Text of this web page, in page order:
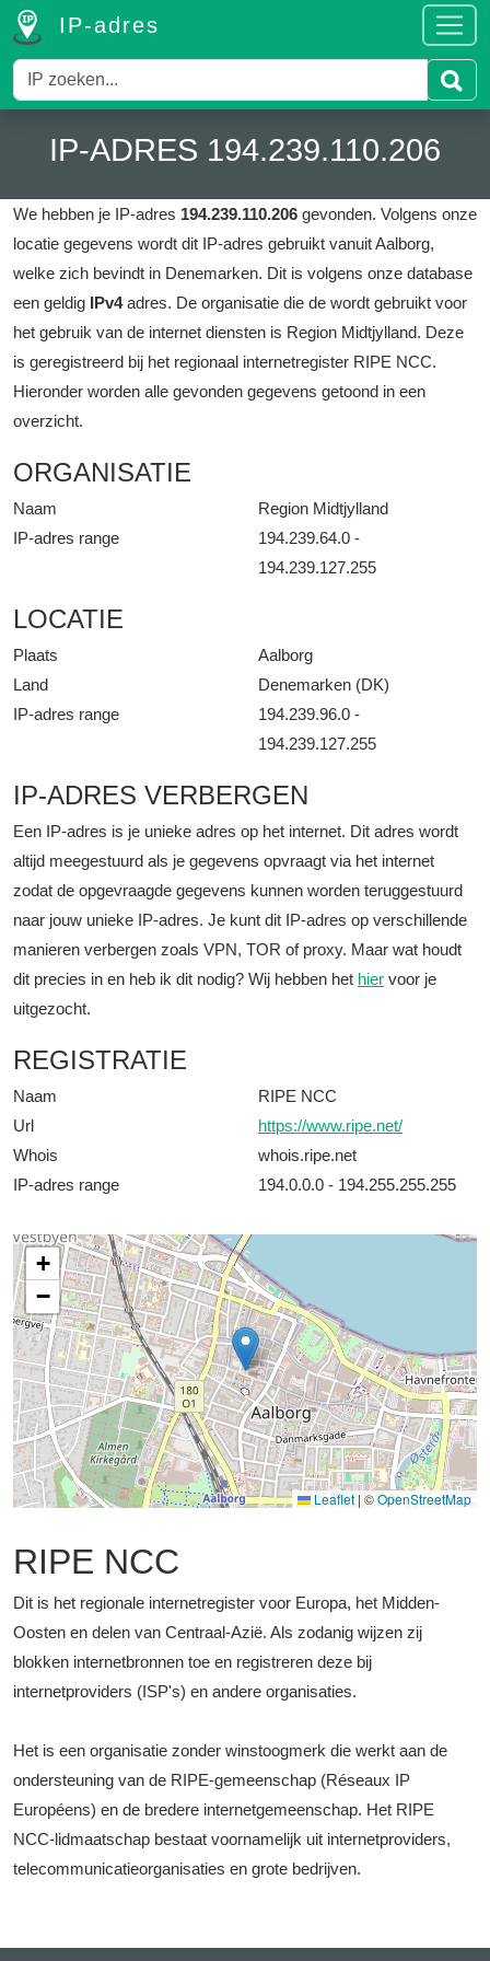
IP-adres
IP-ADRES 194.239.110.206
We hebben je IP-adres 194.239.110.206 gevonden. Volgens onze
locatie gegevens wordt dit IP-adres gebruikt vanuit Aalborg,
welke zich bevindt in Denemarken. Dit is volgens onze database
een geldig IPv4adres. De organisatie die de wordt gebruikt voor
het gebruik van de internet diensten is Region Midtjylland. Deze
is geregistreerd bij het regionaal internetregister RIPE NCC.
Hieronder worden alle gevonden gegevens getoond in een
overzicht.
ORGANISATIE
Naam
Region Midtjylland
IP-adres range
194.239.64.0 -
194.239.127.255
LOCATIE
Plaats
Aalborg
Land
Denemarken (DK)
IP-adres range
194.239.96.0 -
194.239.127.255
IP-ADRES VERBERGEN
Een IP-adres is je unieke adres op het internet. Dit adres wordt
altijd meegestuurd als je gegevens opvraagt via het internet
zodat de opgevraagde gegevens kunnen worden teruggestuurd
naar jouw unieke IP-adres. Je kunt dit IP-adres op verschillende
manieren verbergen zoals VPN, TOR of proxy. Maar wat houdt
dit precies in en heb ik dit nodig? Wij hebben het hier voor je
uitgezocht.
REGISTRATIE
Naam
RIPE NCC
Url
https://www.ripe.net/
Whois
whois.ripe.net
IP-adres range
194.0.0.0 - 194.255.255.255
+
−
Leaflet | ©OpenStreetMap
RIPE NCC
Dit is het regionale internetregister voor Europa, het Midden-
Oosten en delen van Centraal-Azië. Als zodanig wijzen zij
blokken internetbronnen toe en registreren deze bij
internetproviders (ISP's) en andere organisaties.
Het is een organisatie zonder winstoogmerk die werkt aan de
ondersteuning van de RIPE-gemeenschap (Réseaux IP
Européens) en de bredere internetgemeenschap. Het RIPE
NCC-lidmaatschap bestaat voornamelijk uit internetproviders,
telecommunicatieorganisaties en grote bedrijven.